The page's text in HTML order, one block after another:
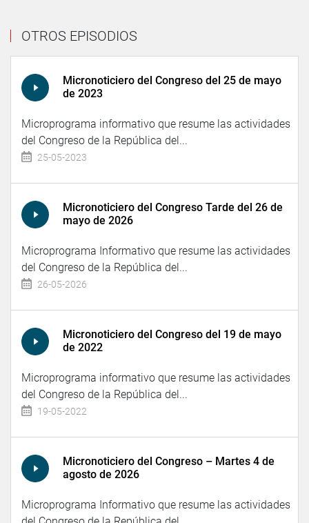
OTROS EPISODIOS
Micronoticiero del Congreso del 25 de mayo
de 2023
Microprograma informativo que resume las actividades
del Congreso de la República del...
25-05-2023
Micronoticiero del Congreso Tarde del 26 de
mayo de 2026
Microprograma Informativo que resume las actividades
del Congreso de la República del...
26-05-2026
Micronoticiero del Congreso del 19 de mayo
de 2022
Microprograma informativo que resume las actividades
del Congreso de la República del...
19-05-2022
Micronoticiero del Congreso – Martes 4 de
agosto de 2026
Microprograma Informativo que resume las actividades